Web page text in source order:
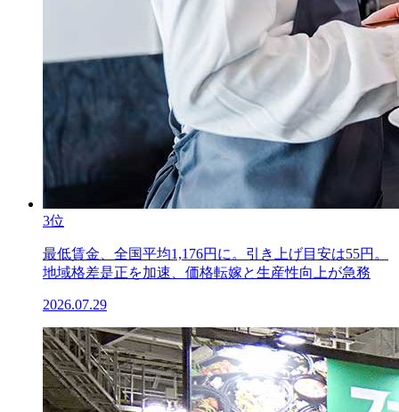
3位
最低賃金、全国平均1,176円に。引き上げ目安は55円。
地域格差是正を加速、価格転嫁と生産性向上が急務
2026.07.29